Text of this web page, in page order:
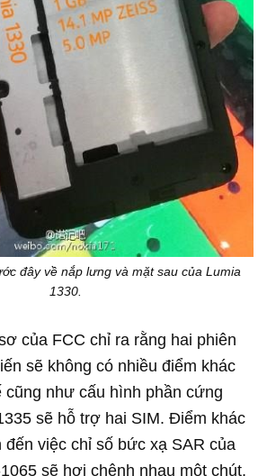
đây về nắp lưng và mặt sau của Lumia
1330.
của FCC chỉ ra rằng hai phiên
sẽ không có nhiều điểm khác
cũng như cấu hình phần cứng
sẽ hỗ trợ hai SIM. Điểm khác
đến việc chỉ số bức xạ SAR của
sẽ hơi chênh nhau một chút,